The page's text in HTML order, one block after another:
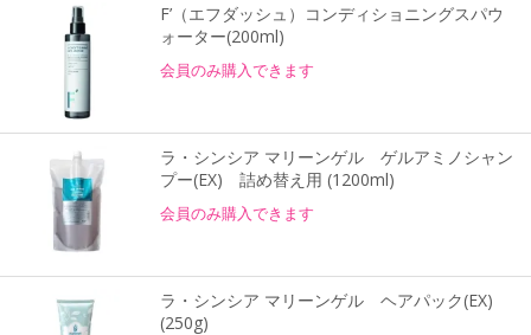
F’（エフダッシュ）コンディショニングスパウ
ォーター(200ml)
会員のみ購入できます
ラ・シンシア マリーンゲル ゲルアミノシャン
プー(EX) 詰め替え用 (1200ml)
会員のみ購入できます
ラ・シンシア マリーンゲル ヘアパック(EX)
(250g)